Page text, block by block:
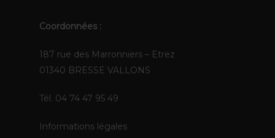
Coordonnées :
187 rue des Marronniers – Etrez
01340 BRESSE VALLONS
Tél. 04 74 47 95 49
Informations légales